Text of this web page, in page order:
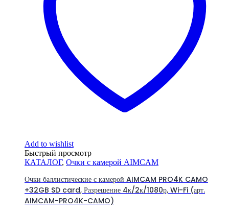
Add to wishlist
Быстрый просмотр
КАТАЛОГ, Очки с камерой AIMCAM
Очки баллистические с камерой AIMCAM PRO4K CAMO
+32GB SD card, Разрешение 4к/2к/1080р, Wi-Fi (арт.
AIMCAM-PRO4K-CAMO)